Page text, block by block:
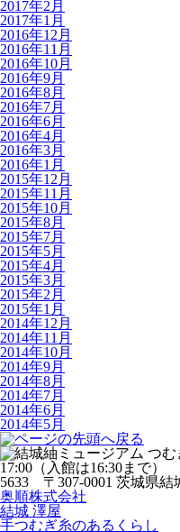
2017年2月
2017年1月
2016年12月
2016年11月
2016年10月
2016年9月
2016年8月
2016年7月
2016年6月
2016年4月
2016年3月
2016年1月
2015年12月
2015年11月
2015年10月
2015年8月
2015年7月
2015年5月
2015年4月
2015年3月
2015年2月
2015年1月
2014年12月
2014年11月
2014年10月
2014年9月
2014年8月
2014年7月
2014年6月
2014年5月
奥順株式会社
結城 澤屋
手つむぎ糸のあるくらし